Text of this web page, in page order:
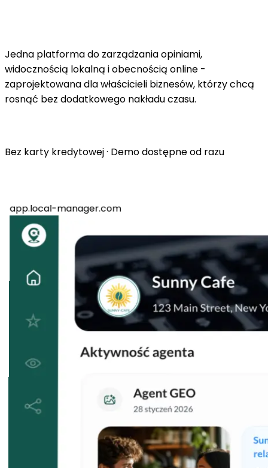
Jedna platforma do zarządzania opiniami,
widocznością lokalną i obecnością online -
zaprojektowana dla właścicieli biznesów, którzy chcą
rosnąć bez dodatkowego nakładu czasu.
Bez karty kredytowej · Demo dostępne od razu
app.local-manager.com